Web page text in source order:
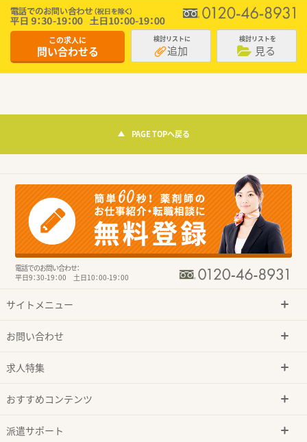
この求人に
問い合わせる
検討リストに
追加
検討リストを
見る
PAGE TOPへ戻る
電話でのお問い合わせ：
平日9：30-19：00 土日10：00-19：00
サイトメニュー
お問い合わせ
求人特集
おすすめコンテンツ
派遣サポート